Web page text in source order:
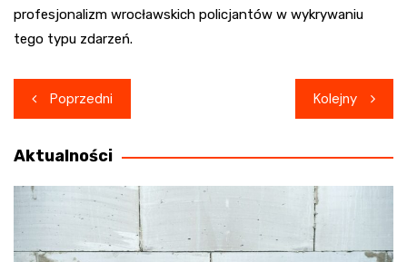
profesjonalizm wrocławskich policjantów w wykrywaniu
tego typu zdarzeń.
Nawigacja
wpisu
Poprzedni Kolejny
Aktualności